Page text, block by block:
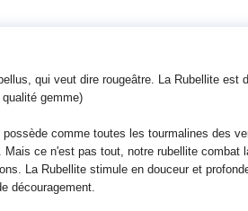
qui veut dire rougeâtre. La Rubellite est
gemme)
possède comme toutes les tourmalines des
Mais ce n'est pas tout, notre rubellite
La Rubellite stimule en douceur et
découragement.